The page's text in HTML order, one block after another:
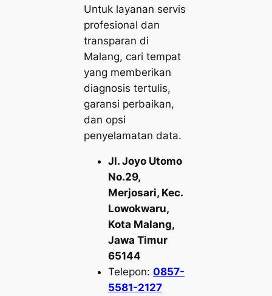
Untuk layanan servis
profesional dan
transparan di
Malang, cari tempat
yang memberikan
diagnosis tertulis,
garansi perbaikan,
dan opsi
penyelamatan data.
Jl. Joyo Utomo
No.29,
Merjosari, Kec.
Lowokwaru,
Kota Malang,
Jawa Timur
65144
Telepon: 0857-
5581-2127